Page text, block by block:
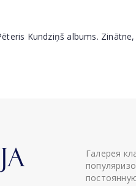
Kundziņš albums.
Галерея